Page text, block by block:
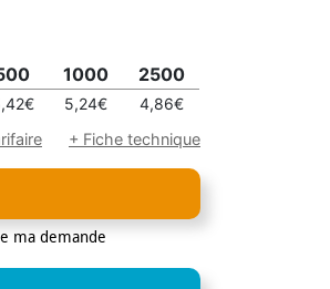
1000
2500
5,24€
4,86€
+ Fiche technique
ma demande